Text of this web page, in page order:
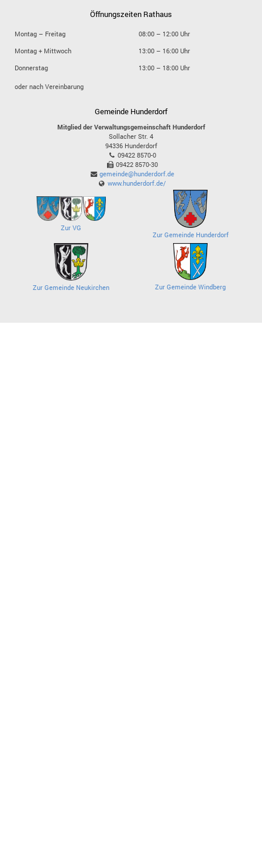
Öffnungszeiten Rathaus
Montag – Freitag
08:00 – 12:00 Uhr
Montag + Mittwoch
13:00 – 16:00 Uhr
Donnerstag
13:00 – 18:00 Uhr
oder nach Vereinbarung
Gemeinde Hunderdorf
Mitglied der Verwaltungsgemeinschaft Hunderdorf
Sollacher Str. 4
94336 Hunderdorf
09422 8570-0
09422 8570-30
gemeinde@hunderdorf.de
www.hunderdorf.de/
Zur VG
Zur Gemeinde Hunderdorf
Zur Gemeinde Neukirchen Zur Gemeinde Windberg